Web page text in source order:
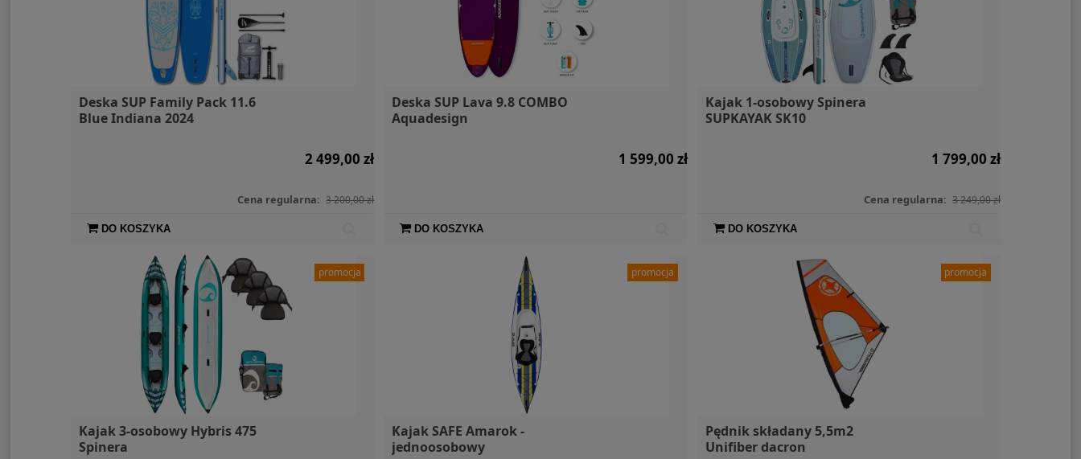
Deska SUP Family Pack 11.6
Blue Indiana 2024
2 499,00 zł
Cena regularna: 3 200,00 zł
DO KOSZYKA
Deska SUP Lava 9.8 COMBO
Aquadesign
1 599,00 zł
DO KOSZYKA
Kajak 1-osobowy Spinera
SUPKAYAK SK10
1 799,00 zł
Cena regularna: 3 249,00 zł
DO KOSZYKA
Kajak 3-osobowy Hybris 475
Spinera
promocja
Kajak SAFE Amarok -
jednoosobowy
promocja
Pędnik składany 5,5m2
Unifiber dacron
promocja